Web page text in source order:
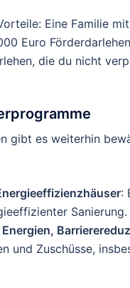
Eine Familie
Euro
die du nicht
gibt es weiterhin
:
Sanierung.
und Zuschüsse,